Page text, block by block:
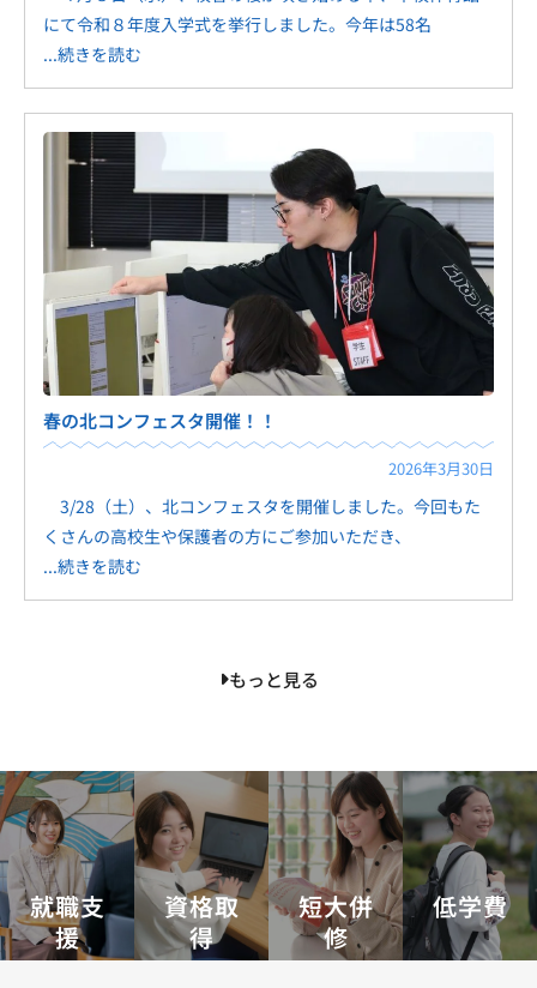
にて令和８年度入学式を挙行しました。今年は58名
...続きを読む
春の北コンフェスタ開催！！
2026年3月30日
3/28（土）、北コンフェスタを開催しました。今回もた
くさんの高校生や保護者の方にご参加いただき、
...続きを読む
もっと見る
就職支
援
資格取
得
短大併
修
低学費